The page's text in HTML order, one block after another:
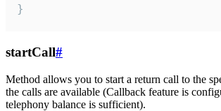
}
startCall#
Method allows you to start a return call to the
the calls are available (Callback feature is
telephony balance is sufficient).